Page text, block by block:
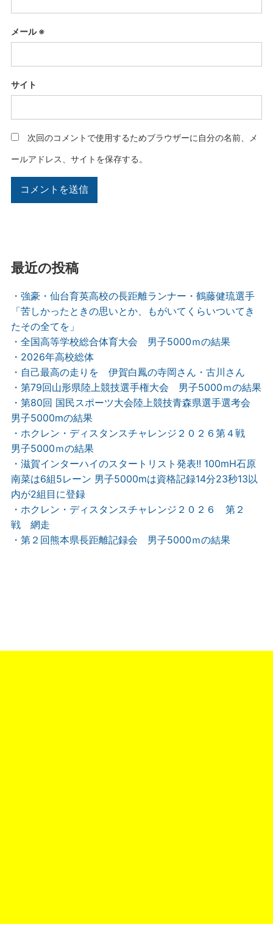
メール※
サイト
次回のコメントで使用するためブラウザーに自分の名前、メ
ールアドレス、サイトを保存する。
最近の投稿
・強豪・仙台育英高校の長距離ランナー・鶴藤健琉選手
「苦しかったときの思いとか、もがいてくらいついてき
たその全てを」
・全国高等学校総合体育大会 男子5000ｍの結果
・2026年高校総体
・自己最高の走りを 伊賀白鳳の寺岡さん・古川さん
・第79回山形県陸上競技選手権大会 男子5000ｍの結果
・第80回 国民スポーツ大会陸上競技青森県選手選考会
男子5000mの結果
・ホクレン・ディスタンスチャレンジ２０２６第４戦
男子5000ｍの結果
・滋賀インターハイのスタートリスト発表!! 100mH石原
南菜は6組5レーン 男子5000mは資格記録14分23秒13以
内が2組目に登録
・ホクレン・ディスタンスチャレンジ２０２６ 第２
戦 網走
・第２回熊本県長距離記録会 男子5000ｍの結果